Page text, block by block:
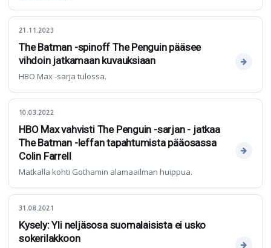
21.11.2023
The Batman -spinoff The Penguin pääsee
vihdoin jatkamaan kuvauksiaan
HBO Max -sarja tulossa.
10.03.2022
HBO Max vahvisti The Penguin -sarjan - jatkaa
The Batman -leffan tapahtumista pääosassa
Colin Farrell
Matkalla kohti Gothamin alamaailman huippua.
31.08.2021
Kysely: Yli neljäsosa suomalaisista ei usko
sokerilakkoon